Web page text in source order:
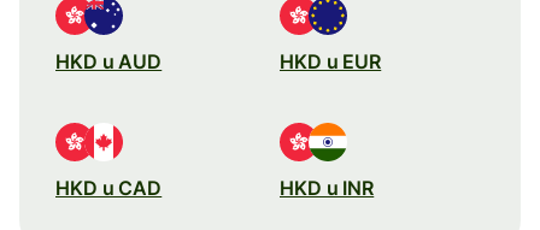
HKD u AUD HKD u EUR
HKD u CAD HKD u INR